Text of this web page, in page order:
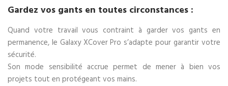
Gardez vos gants en toutes circonstances :
Quand votre travail vous contraint à garder vos gants en
permanence, le Galaxy XCover Pro s’adapte pour garantir votre
sécurité.
Son mode sensibilité accrue permet de mener à bien vos
projets tout en protégeant vos mains.